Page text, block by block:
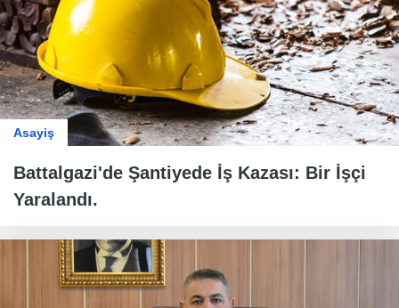
Asayiş
Battalgazi'de Şantiyede İş Kazası: Bir İşçi
Yaralandı.